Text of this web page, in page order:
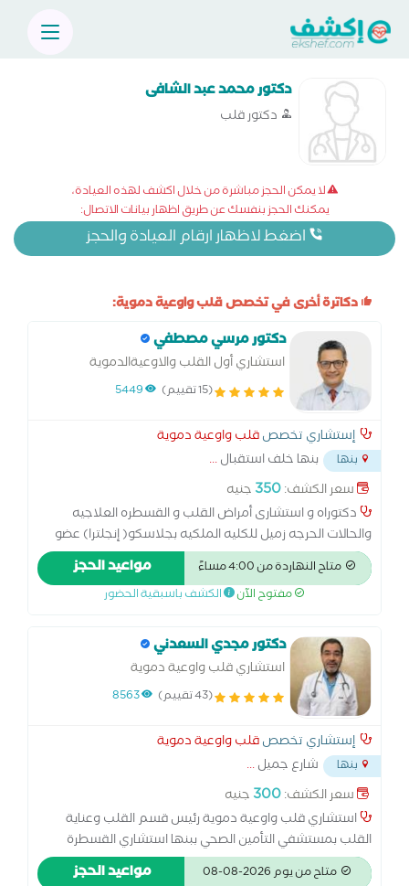
دكتور محمد عبد الشافى
دكتور قلب
لا يمكن الحجز مباشرة من خلال اكشف لهذه العيادة،
يمكنك الحجز بنفسك عن طريق اظهار بيانات الاتصال:
اضغط لاظهار ارقام العيادة والحجز
دكاترة أخرى في تخصص قلب واوعية دموية:
دكتور مرسي مصطفي
استشاري أول القلب والاوعيةالدموية
والقسطره العلاجية
(15 تقييم) 5449
إستشاري تخصصقلب واوعية دموية
بنها بنها خلف استقبال...
سعر الكشف:350 جنيه
دكتوراه و استشارى أمراض القلب و القسطره العلاجيه
والحالات الحرجه زميل للكليه الملكيه بجلاسكو( إنجلترا) عضو
الجمعيه الاوروبيه للقسطره العلاجيه عضو الجمعيه الاوروبيه
لأبحاث الجلطات عضو كلية القلب الامريكيه
متاح النهاردة من 4:00 مساءً مواعيد الحجز
مفتوح الآن الكشف باسبقية الحضور
دكتور مجدي السعدني
استشاري قلب واوعية دموية
(43 تقييم) 8563
إستشاري تخصصقلب واوعية دموية
بنها شارع جميل...
سعر الكشف:300 جنيه
استشاري قلب واوعية دموية رئيس قسم القلب وعناية
القلب بمستشفي التأمين الصحي ببنها استشاري القسطرة
القلبية
متاح من يوم 2026-08-08 مواعيد الحجز